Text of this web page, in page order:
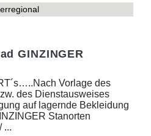
GINZINGER
Vorlage des
des Dienstausweises
auf lagernde Bekleidung
Stanorten
...